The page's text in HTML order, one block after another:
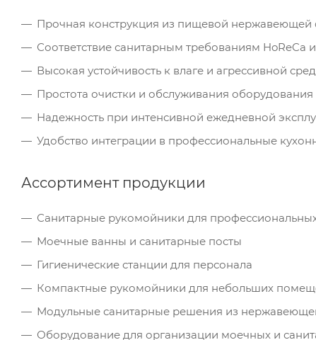
Прочная конструкция из пищевой нержавеющей
Соответствие санитарным требованиям HoReCa
Высокая устойчивость к влаге и агрессивной
Простота очистки и обслуживания оборудования
Надежность при интенсивной ежедневной
Удобство интеграции в профессиональные
Ассортимент продукции
Санитарные рукомойники для
Моечные ванны и санитарные посты
Гигиенические станции для персонала
Компактные рукомойники для небольших
Модульные санитарные решения из
Оборудование для организации моечных и